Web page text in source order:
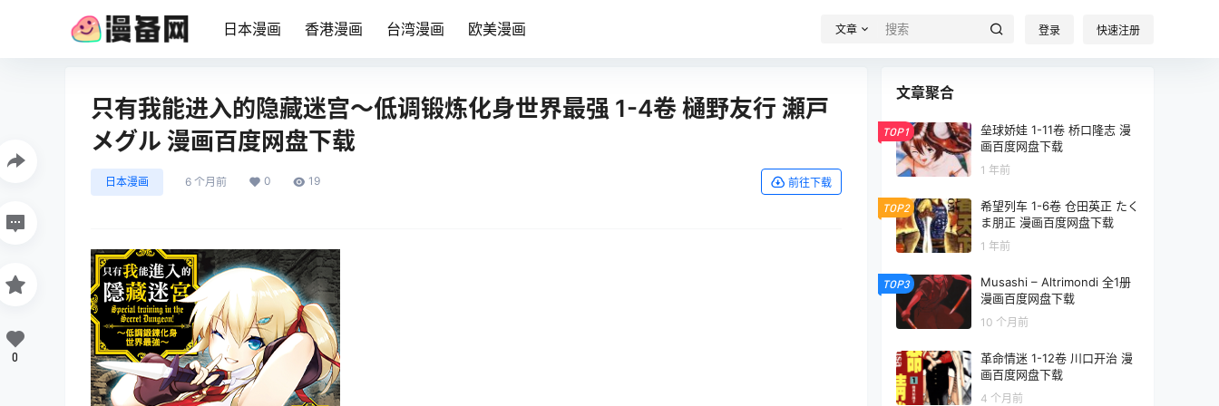
日本漫画 香港漫画 台湾漫画 欧美漫画 文章 登录 快速注册
只有我能进入的隐藏迷宫～低调锻炼化身世界最强 1-4卷 樋野友行 瀬戸
メグル 漫画百度网盘下载
日本漫画 6 个月前 0 19 前往下载
0
文章聚合
TOP1
垒球娇娃 1-11卷 桥口隆志 漫
画百度网盘下载
1 年前
TOP2
希望列车 1-6卷 仓田英正 たく
ま朋正 漫画百度网盘下载
1 年前
TOP3
Musashi – Altrimondi 全1册
漫画百度网盘下载
10 个月前
革命情迷 1-12卷 川口开治 漫
画百度网盘下载
4 个月前